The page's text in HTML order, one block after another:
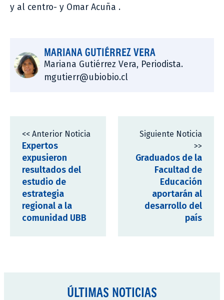
y al centro- y Omar Acuña .
MARIANA GUTIÉRREZ VERA
Mariana Gutiérrez Vera, Periodista.
mgutierr@ubiobio.cl
<< Anterior Noticia
Expertos
expusieron
resultados del
estudio de
estrategia
regional a la
comunidad UBB
Siguiente Noticia
>>
Graduados de la
Facultad de
Educación
aportarán al
desarrollo del
país
ÚLTIMAS NOTICIAS